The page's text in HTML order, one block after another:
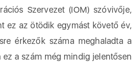
Szervezet (IOM) szóvivője,
ez az ötödik egymást követő év,
érkezők száma meghaladta a
ez a szám még mindig jelentősen